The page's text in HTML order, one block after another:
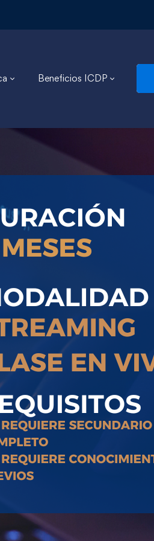
Beneficios ICDP